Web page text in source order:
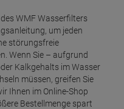
WMF Wasserfilters
um jeden
störungsfreie
Wenn Sie – aufgrund
Kalkgehalts im Wasser
müssen, greifen Sie
Ihnen im Online-Shop
Bestellmenge spart